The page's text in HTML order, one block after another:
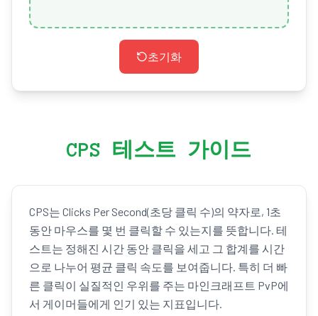
초기화
CPS 테스트 가이드
CPS는 Clicks Per Second(초당 클릭 수)의 약자로, 1초
동안 마우스를 몇 번 클릭할 수 있는지를 뜻합니다. 테
스트는 정해진 시간 동안 클릭을 세고 그 합계를 시간
으로 나누어 평균 클릭 속도를 보여줍니다. 특히 더 빠
른 클릭이 실질적인 우위를 주는 마인크래프트 PvP에
서 게이머들에게 인기 있는 지표입니다.